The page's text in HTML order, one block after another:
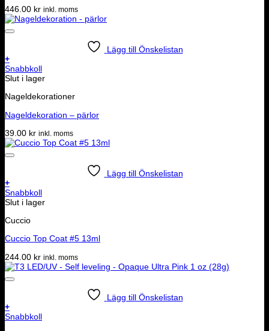
446.00 kr inkl. moms
Lägg till Önskelistan
+
Snabbkoll
Slut i lager
Nageldekorationer
Nageldekoration – pärlor
39.00 kr inkl. moms
Lägg till Önskelistan
+
Snabbkoll
Slut i lager
Cuccio
Cuccio Top Coat #5 13ml
244.00 kr inkl. moms
Lägg till Önskelistan
+
Snabbkoll